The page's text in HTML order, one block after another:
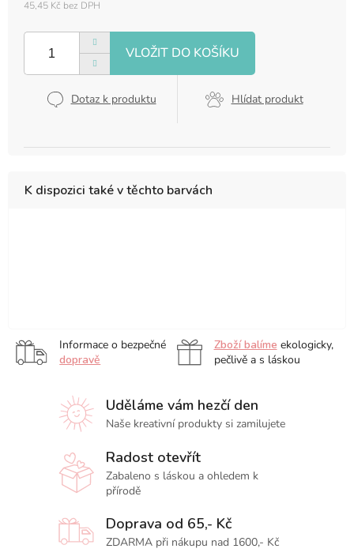
45,45 Kč bez DPH
cena:
Dotaz k produktu Hlídat produkt
K dispozici také v těchto barvách
Informace o bezpečné
dopravě
Zboží balíme ekologicky,
pečlivě a s láskou
Uděláme vám hezčí den
Naše kreativní produkty si zamilujete
Radost otevřít
Zabaleno s láskou a ohledem k
přírodě
Doprava od 65,- Kč
ZDARMA při nákupu nad 1600,- Kč